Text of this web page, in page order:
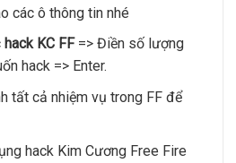
các ô thông tin nhé
hack KC FF=> Điền số lượng
hack => Enter.
tất cả nhiệm vụ trong FF để
hack Kim Cương Free Fire